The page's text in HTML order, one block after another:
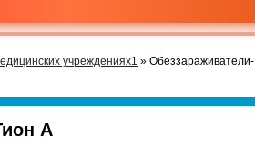
учреждениях1 » Обеззараживатели-
А